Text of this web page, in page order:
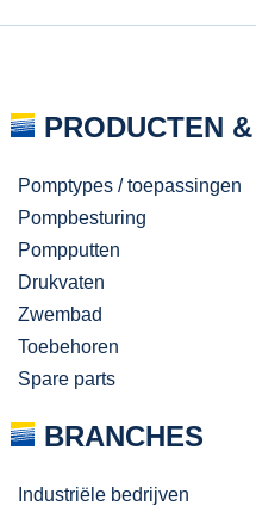
PRODUCTEN
Pomptypes / toepassingen
Pompbesturing
Pompputten
Drukvaten
Zwembad
Toebehoren
Spare parts
BRANCHES
Industriële bedrijven